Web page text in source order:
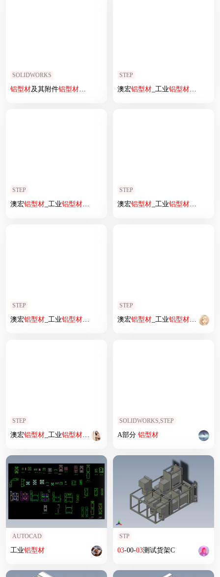
SOLIDWORKS
铝型材及其附件铝型材及其附件1.11.40.040040.02A
STEP
澳宏铝型材_工业铝型材30150欧标
STEP
澳宏铝型材_工业铝型材1515欧标
STEP
澳宏铝型材_工业铝型材2040欧标
STEP
澳宏铝型材_工业铝型材2525欧标
STEP
澳宏铝型材_工业铝型材100100欧
STEP
澳宏铝型材_工业铝型材2050欧标
SOLIDWORKS,STEP
A部分 铝型材
AUTOCAD
工业铝型材
STP
03-00-03测试货架C